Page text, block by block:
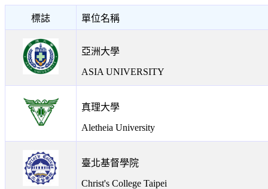
標誌 單位名稱
亞洲大學
ASIA UNIVERSITY
真理大學
Aletheia University
臺北基督學院
Christ's College Taipei